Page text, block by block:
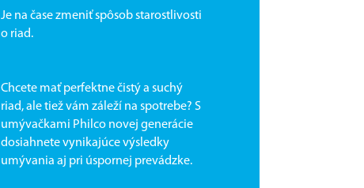
Je na čase zmeniť spôsob starostlivosti
o riad.
Chcete mať perfektne čistý a suchý
riad, ale tiež vám záleží na spotrebe? S
umývačkami Philco novej generácie
dosiahnete vynikajúce výsledky
umývania aj pri úspornej prevádzke.